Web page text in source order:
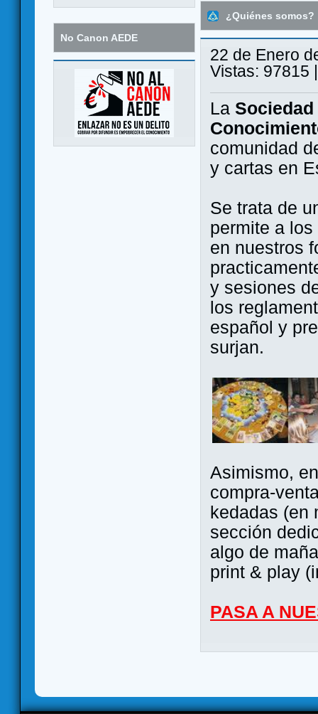
No Canon AEDE
¿Quiénes somos?
22 de Enero
Vistas: 97815
La
comunidad
y cartas en
Se trata de
permite a
en nuestros
y sesiones
los
español y
surjan.
Asimismo,
compra-
kedadas (en
sección
algo de
print & play
PASA A